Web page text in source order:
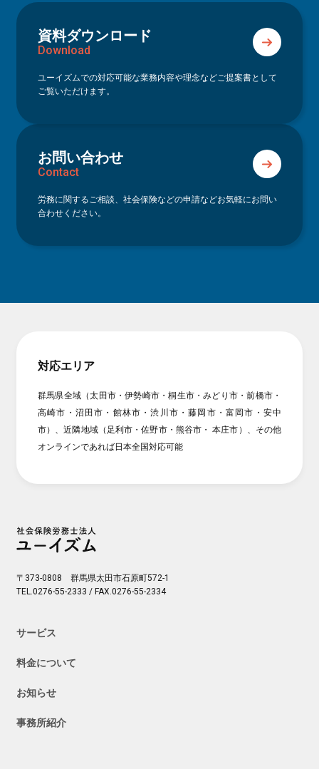
資料ダウンロード
Download
ユーイズムでの対応可能な業務内容や理念などご提案書として
ご覧いただけます。
お問い合わせ
Contact
労務に関するご相談、社会保険などの申請などお気軽にお問い
合わせください。
対応エリア
群馬県全域（太田市・伊勢崎市・桐生市・みどり市・前橋市・
高崎市・沼田市・館林市・渋川市・藤岡市・富岡市・安中
市）、近隣地域（足利市・佐野市・熊谷市・ 本庄市）、その他
オンラインであれば日本全国対応可能
〒373-0808 群馬県太田市石原町572-1
TEL.0276-55-2333 / FAX.0276-55-2334
サービス
料金について
お知らせ
事務所紹介